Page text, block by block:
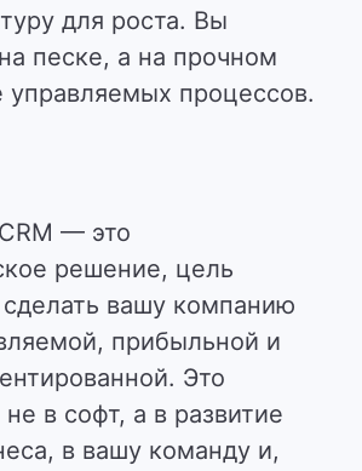
для роста. Вы
песке, а на прочном
управляемых процессов.
— это
решение, цель
вашу компанию
прибыльной и
Это
в софт, а в развитие
в вашу команду и,